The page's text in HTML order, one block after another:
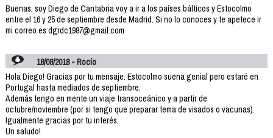
Buenas, soy Diego de Cantabria voy a ir a los países bálticos y Estocolmo
entre el 16 y 25 de septiembre desde Madrid. Si no lo conoces y te apetece ir
mi correo es dgrdc1987@gmail.com
18/08/2018 - Rocío
Hola Diego! Gracias por tu mensaje. Estocolmo suena genial pero estaré en
Portugal hasta mediados de septiembre.
Además tengo en mente un viaje transoceánico y a partir de
octubre/noviembre (por si tengo que preparar tema de visados o vacunas).
Igualmente gracias por tu interés.
Un saludo!